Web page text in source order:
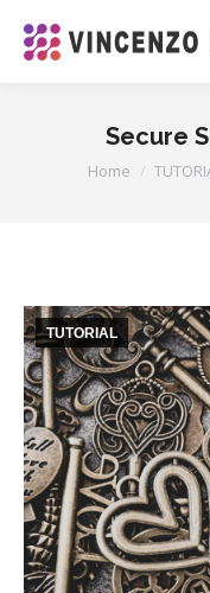
Secure
Tu sei qui:
Home
TUTORIAL